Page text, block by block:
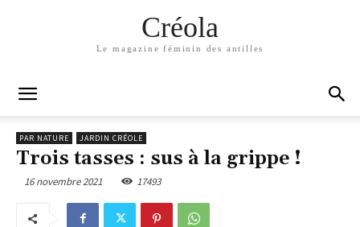
Créola
Le magazine féminin des antilles
PAR NATURE JARDIN CRÉOLE
Trois tasses : sus à la grippe !
16 novembre 2021 17493